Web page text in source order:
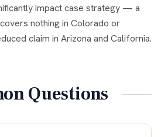
impact case strategy — a
nothing in Colorado or
claim in Arizona and California.
Questions